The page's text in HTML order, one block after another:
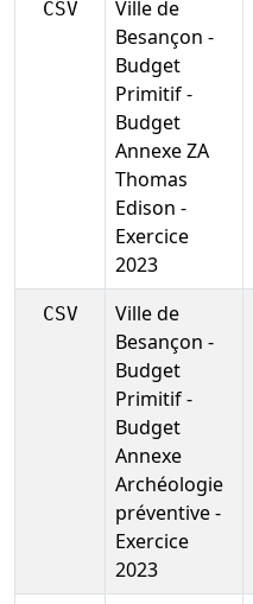
CSV
Ville de
Besançon -
Budget
Primitif -
Budget
Annexe ZA
Thomas
Edison -
Exercice
2023
CSV
Ville de
Besançon -
Budget
Primitif -
Budget
Annexe
Archéologie
préventive -
Exercice
2023